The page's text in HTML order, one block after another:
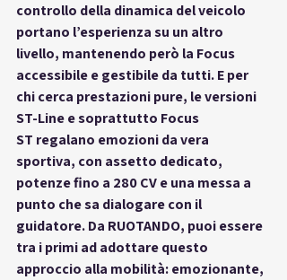
controllo della dinamica del veicolo
portano l’esperienza su un altro
livello, mantenendo però la Focus
accessibile e gestibile da tutti. E per
chi cerca prestazioni pure, le versioni
ST-Line e soprattutto Focus
ST regalano emozioni da vera
sportiva, con assetto dedicato,
potenze fino a 280 CV e una messa a
punto che sa dialogare con il
guidatore. Da RUOTANDO, puoi essere
tra i primi ad adottare questo
approccio alla mobilità: emozionante,